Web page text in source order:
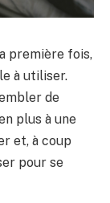
première fois,
à utiliser.
de
plus à une
et, à coup
pour se